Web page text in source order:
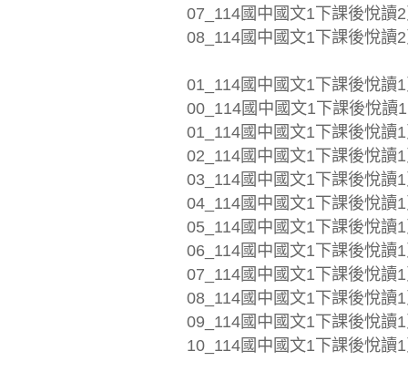
07_114國中國文1下課後悅讀
08_114國中國文1下課後悅讀
01_114國中國文1下課後悅讀
00_114國中國文1下課後悅讀
01_114國中國文1下課後悅讀
02_114國中國文1下課後悅讀
03_114國中國文1下課後悅讀
04_114國中國文1下課後悅讀
05_114國中國文1下課後悅讀
06_114國中國文1下課後悅讀
07_114國中國文1下課後悅讀
08_114國中國文1下課後悅讀
09_114國中國文1下課後悅讀
10_114國中國文1下課後悅讀